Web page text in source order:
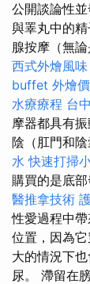
公開談論性
與睪丸中的
腺按摩（無
西式外燴風味
buffet 外燴
水療療程 台
摩器都具有
陰（肛門和
水 快速打掃
購買的是底
醫推拿技術
性愛過程中
位置，因為
大的情況下
尿。 滯留在